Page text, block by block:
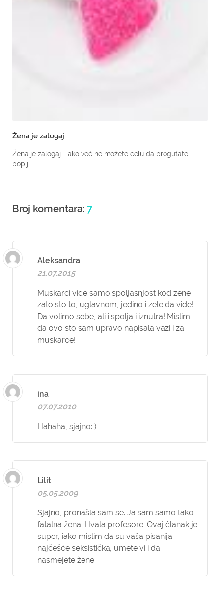
Žena je zalogaj
Žena je zalogaj - ako već ne možete celu da progutate,
popij...
Broj komentara: 7
Aleksandra
21.07.2015
Muskarci vide samo spoljasnjost kod zene
zato sto to, uglavnom, jedino i zele da vide!
Da volimo sebe, ali i spolja i iznutra! Mislim
da ovo sto sam upravo napisala vazi i za
muskarce!
ina
07.07.2010
Hahaha, sjajno: )
Lilit
05.05.2009
Sjajno, pronašla sam se. Ja sam samo tako
fatalna žena. Hvala profesore. Ovaj članak je
super, iako mislim da su vaša pisanija
najčešće seksistička, umete vi i da
nasmejete žene.